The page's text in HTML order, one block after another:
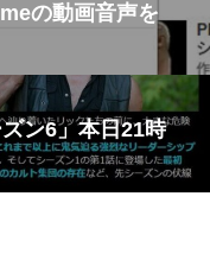
の動画音声を
ン6」本日21時